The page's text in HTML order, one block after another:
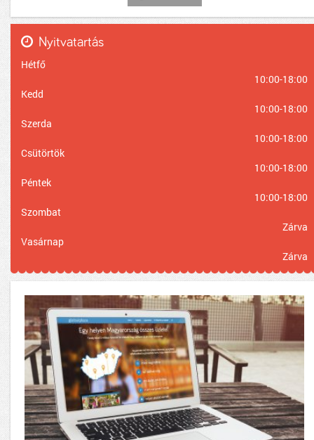
Nyitvatartás
Hétfő
10:00-18:00
Kedd
10:00-18:00
Szerda
10:00-18:00
Csütörtök
10:00-18:00
Péntek
10:00-18:00
Szombat
Zárva
Vasárnap
Zárva